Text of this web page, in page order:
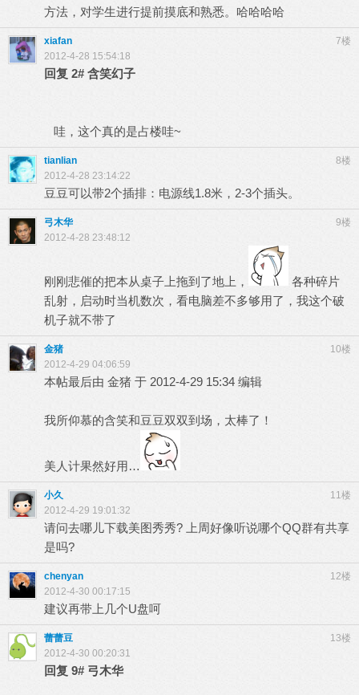
方法，对学生进行提前摸底和熟悉。哈哈哈哈
7楼
xiafan
2012-4-28 15:54:18
回复 2# 含笑幻子
哇，这个真的是占楼哇~
8楼
tianlian
2012-4-28 23:14:22
豆豆可以带2个插排：电源线1.8米，2-3个插头。
9楼
弓木华
2012-4-28 23:48:12
刚刚悲催的把本从桌子上拖到了地上，
各种碎片
乱射，启动时当机数次，看电脑差不多够用了，我这个破
机子就不带了
10楼
金猪
2012-4-29 04:06:59
本帖最后由 金猪 于 2012-4-29 15:34 编辑
我所仰慕的含笑和豆豆双双到场，太棒了！
美人计果然好用…
11楼
小久
2012-4-29 19:01:32
请问去哪儿下载美图秀秀? 上周好像听说哪个QQ群有共享
是吗?
12楼
chenyan
2012-4-30 00:17:15
建议再带上几个U盘呵
13楼
蕾蕾豆
2012-4-30 00:20:31
回复 9# 弓木华